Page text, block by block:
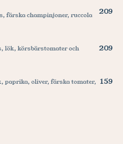
färska champinjoner, ruccola 209
lök, körsbärstomater och
209
paprika, oliver, färska tomater, 159